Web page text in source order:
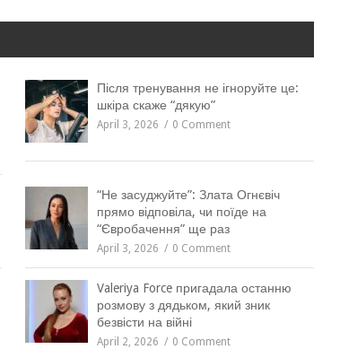
Після тренування не ігноруйте це:
шкіра скаже “дякую”
April 3, 2026 0 Comment
“Не засуджуйте”: Злата Огнєвіч
прямо відповіла, чи поїде на
“Євробачення” ще раз
April 3, 2026 0 Comment
Valeriya Force пригадала останню
розмову з дядьком, який зник
безвісти на війні
April 2, 2026 0 Comment